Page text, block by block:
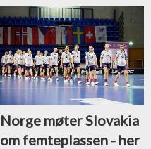
Norge møter Slovakia
om femteplassen - her